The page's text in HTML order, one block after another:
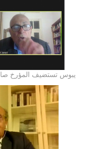
يبوس تستضيف المؤرخ